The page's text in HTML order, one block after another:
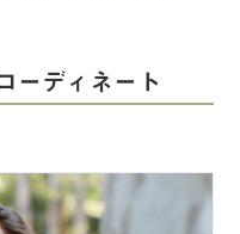
ーディネート